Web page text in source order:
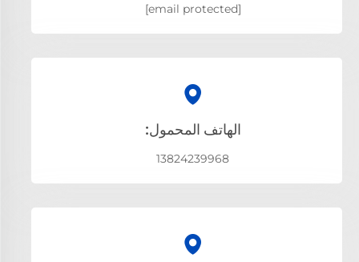
[email protected]
الهاتف المحمول:
13824239968